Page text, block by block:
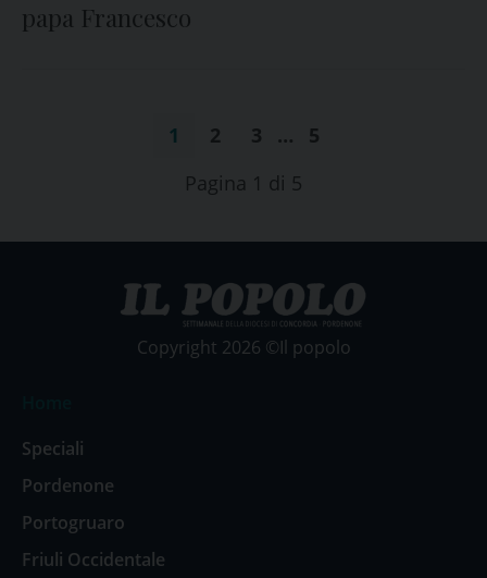
papa Francesco
1 2 3 …
5
Pagina 1 di 5
Copyright 2026 ©Il popolo
Speciali
Pordenone
Portogruaro
Friuli Occidentale